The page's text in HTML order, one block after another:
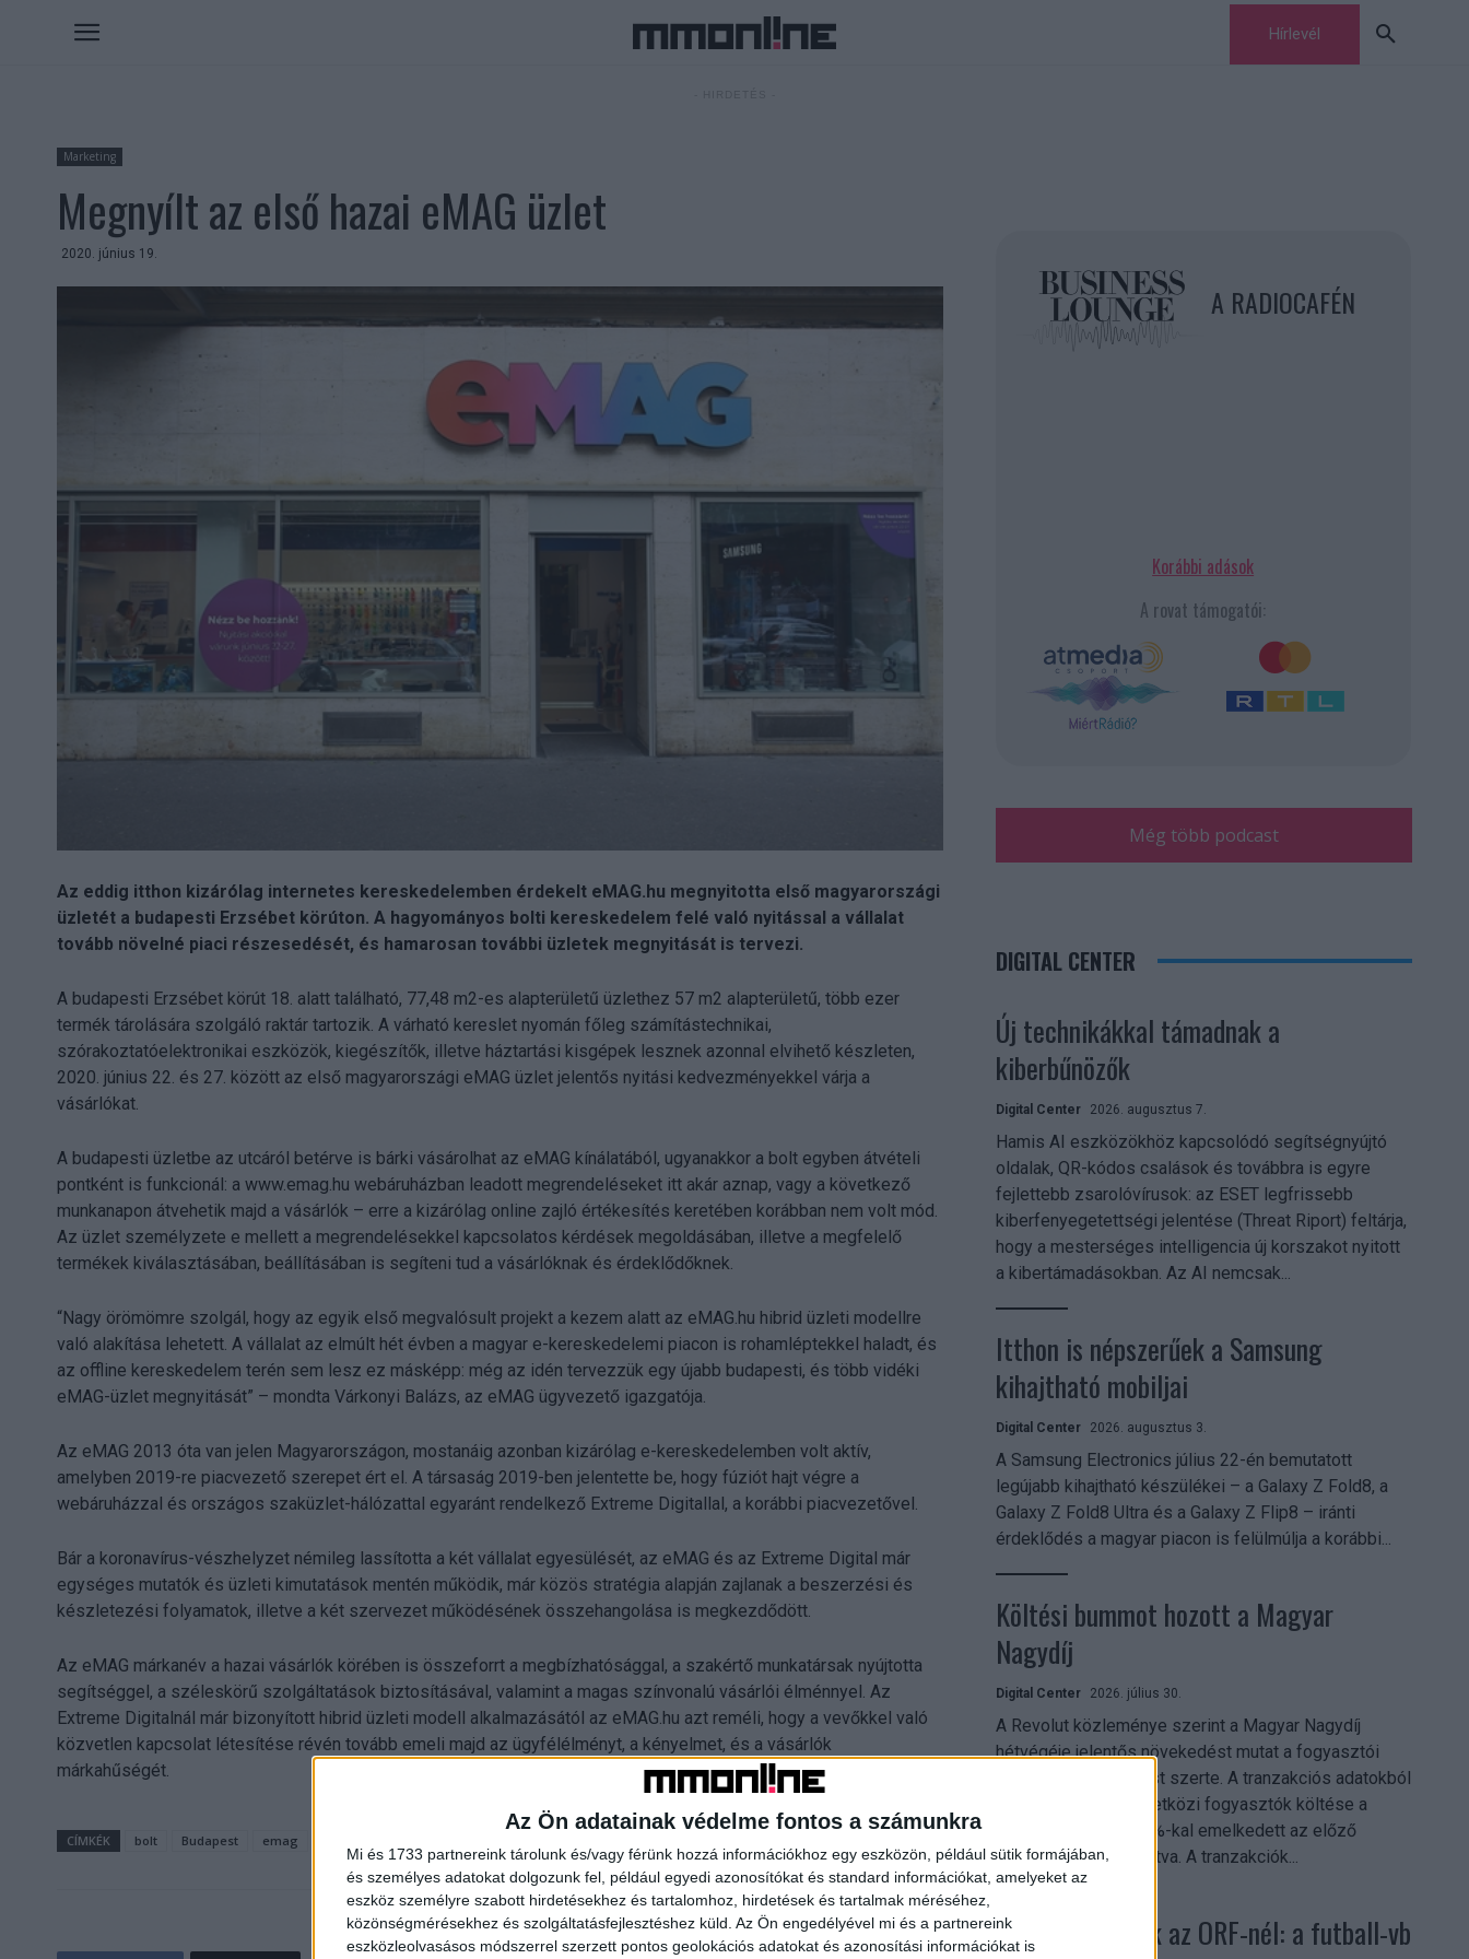
Az Ön adatainak védelme fontos a számunkra
Mi és 1733 partnereink tárolunk és/vagy férünk hozzá információkhoz egy eszközön, például sütik formájában,
és személyes adatokat dolgozunk fel, például egyedi azonosítókat és standard információkat, amelyeket az
eszköz személyre szabott hirdetésekhez és tartalomhoz, hirdetések és tartalmak méréséhez,
közönségmérésekhez és szolgáltatásfejlesztéshez küld. Az Ön engedélyével mi és a partnereink
eszközleolvasásos módszerrel szerzett pontos geolokációs adatokat és azonosítási információkat is
Hírlevél
Marketing
Megnyílt az első hazai eMAG üzlet
2020. június 19.
Az eddig itthon kizárólag internetes kereskedelemben érdekelt eMAG.hu megnyitotta első magyarországi
üzletét a budapesti Erzsébet körúton. A hagyományos bolti kereskedelem felé való nyitással a vállalat
tovább növelné piaci részesedését, és hamarosan további üzletek megnyitását is tervezi.
A budapesti Erzsébet körút 18. alatt található, 77,48 m2-es alapterületű üzlethez 57 m2 alapterületű, több ezer
termék tárolására szolgáló raktár tartozik. A várható kereslet nyomán főleg számítástechnikai,
szórakoztatóelektronikai eszközök, kiegészítők, illetve háztartási kisgépek lesznek azonnal elvihető készleten,
2020. június 22. és 27. között az első magyarországi eMAG üzlet jelentős nyitási kedvezményekkel várja a
vásárlókat.
A budapesti üzletbe az utcáról betérve is bárki vásárolhat az eMAG kínálatából, ugyanakkor a bolt egyben átvételi
pontként is funkcionál: a www.emag.hu webáruházban leadott megrendeléseket itt akár aznap, vagy a következő
munkanapon átvehetik majd a vásárlók – erre a kizárólag online zajló értékesítés keretében korábban nem volt mód.
Az üzlet személyzete e mellett a megrendelésekkel kapcsolatos kérdések megoldásában, illetve a megfelelő
termékek kiválasztásában, beállításában is segíteni tud a vásárlóknak és érdeklődőknek.
“Nagy örömömre szolgál, hogy az egyik első megvalósult projekt a kezem alatt az eMAG.hu hibrid üzleti modellre
való alakítása lehetett. A vállalat az elmúlt hét évben a magyar e-kereskedelemi piacon is rohamléptekkel haladt, és
az offline kereskedelem terén sem lesz ez másképp: még az idén tervezzük egy újabb budapesti, és több vidéki
eMAG-üzlet megnyitását” – mondta Várkonyi Balázs, az eMAG ügyvezető igazgatója.
Az eMAG 2013 óta van jelen Magyarországon, mostanáig azonban kizárólag e-kereskedelemben volt aktív,
amelyben 2019-re piacvezető szerepet ért el. A társaság 2019-ben jelentette be, hogy fúziót hajt végre a
webáruházzal és országos szaküzlet-hálózattal egyaránt rendelkező Extreme Digitallal, a korábbi piacvezetővel.
Bár a koronavírus-vészhelyzet némileg lassította a két vállalat egyesülését, az eMAG és az Extreme Digital már
egységes mutatók és üzleti kimutatások mentén működik, már közös stratégia alapján zajlanak a beszerzési és
készletezési folyamatok, illetve a két szervezet működésének összehangolása is megkezdődött.
Az eMAG márkanév a hazai vásárlók körében is összeforrt a megbízhatósággal, a szakértő munkatársak nyújtotta
segítséggel, a széleskörű szolgáltatások biztosításával, valamint a magas színvonalú vásárlói élménnyel. Az
Extreme Digitalnál már bizonyított hibrid üzleti modell alkalmazásától az eMAG.hu azt reméli, hogy a vevőkkel való
közvetlen kapcsolat létesítése révén tovább emeli majd az ügyfélélményt, a kényelmet, és a vásárlók
márkahűségét.
CÍMKÉK bolt Budapest emag
A RADIOCAFÉN
Korábbi adások
A rovat támogatói:
Még több podcast
DIGITAL CENTER
Új technikákkal támadnak a
kiberbűnözők
Digital Center 2026. augusztus 7.
Hamis AI eszközökhöz kapcsolódó segítségnyújtó
oldalak, QR-kódos csalások és továbbra is egyre
fejlettebb zsarolóvírusok: az ESET legfrissebb
kiberfenyegetettségi jelentése (Threat Riport) feltárja,
hogy a mesterséges intelligencia új korszakot nyitott
a kibertámadásokban. Az AI nemcsak...
Itthon is népszerűek a Samsung
kihajtható mobiljai
Digital Center 2026. augusztus 3.
A Samsung Electronics július 22-én bemutatott
legújabb kihajtható készülékei – a Galaxy Z Fold8, a
Galaxy Z Fold8 Ultra és a Galaxy Z Flip8 – iránti
érdeklődés a magyar piacon is felülmúlja a korábbi...
Költési bummot hozott a Magyar
Nagydíj
Digital Center 2026. július 30.
A Revolut közleménye szerint a Magyar Nagydíj
hétvégéje jelentős növekedést mutat a fogyasztói
aktivitásban Budapest szerte. A tranzakciós adatokból
kiderül, hogy a nemzetközi fogyasztók költése a
versenyhétvégén 26%-kal emelkedett az előző
hétvégéhez viszonyítva. A tranzakciók...
Rekordok dőltek az ORF-nél: a futball-vb